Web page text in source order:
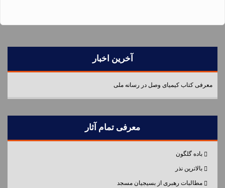
آخرین اخبار
معرفی کتاب کیمیای وصل در رسانه ملی
معرفی تمام آثار
باده گلگون
بالاترین نذر
مطالبات رهبری از بسیجیان مسجد